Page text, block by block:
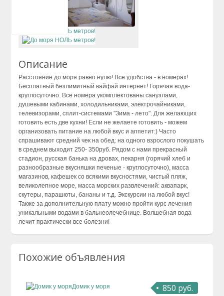
Описание
Расстояние до моря равно нулю! Все удобства - в номерах!
Бесплатный безлимитный вайфай интернет! Горячая вода-
круглосуточно. Все номера укомплектованы санузлами,
душевыми кабинами, холодильниками, электрочайниками,
телевизорами, сплит-системами "Зима - лето". Для желающих
готовить есть две кухни! Если не желаете готовить - можем
организовать питание на любой вкус и аппетит:) Часто
спрашивают средний чек на обед: на одного взрослого покушать
в среднем выходит 250- 350руб. Рядом с нами прекрасный
стадион, русская банька на дровах, пекарня (горячий хлеб и
разнообразные вкусняшки печеные - круглосуточно), масса
магазинов, кафешек со всякими вкусностями, чистый пляж,
великолепное море, масса морских развлечений: аквапарк,
скутеры, парашюты, бананы и т.д. Экскурсии на любой вкус!
Также за дополнительную плату можно пройти курс лечения
уникальными водами в бальнеолечебнице. Волшебная вода
лечит практически все болезни!
Похожие объявления
850 руб.
Домик у моря